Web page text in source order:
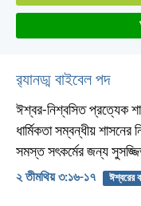
র‌্যানড্ম বাইবেল পদ
ঈশ্বর-নিশ্বসিত প্রত্যেক
ধার্মিকতা সম্বন্ধীয়
সমস্ত সৎকর্মের জন্য
২ তীমথিয় ৩:১৬-১৭ ঈশ্বরের